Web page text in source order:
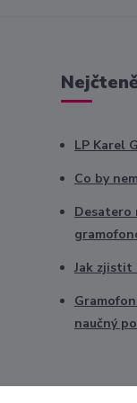
LP Karel
Co by
Desatero
Jak zjistit
naučný